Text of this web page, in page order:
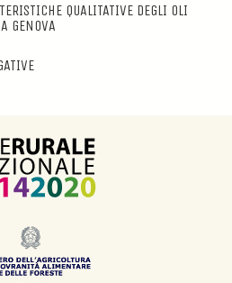
QUALITATIVE DEGLI OLI
GENOVA